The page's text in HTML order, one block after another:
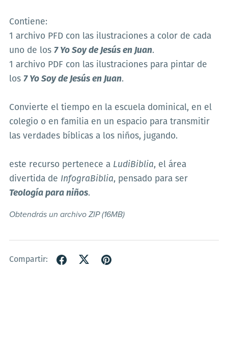
Contiene:
1 archivo PFD con las ilustraciones a color de cada
uno de los 7 Yo Soy de Jesús en Juan.
1 archivo PDF con las ilustraciones para pintar de
los 7 Yo Soy de Jesús en Juan.
Convierte el tiempo en la escuela dominical, en el
colegio o en familia en un espacio para transmitir
las verdades bíblicas a los niños, jugando.
este recurso pertenece a LudiBiblia, el área
divertida de InfograBiblia, pensado para ser
Teología para niños.
Obtendrás un archivo ZIP(16MB)
Compartir: